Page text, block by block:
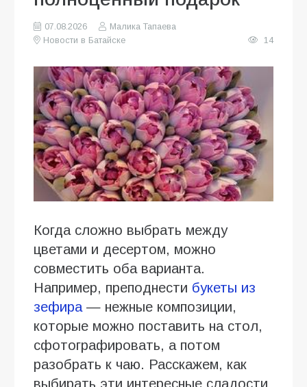
07.08.2026
Малика Тапаева
Новости в Батайске
14
Когда сложно выбрать между
цветами и десертом, можно
совместить оба варианта.
Например, преподнести букеты из
зефира— нежные композиции,
которые можно поставить на стол,
сфотографировать, а потом
разобрать к чаю. Расскажем, как
выбирать эти интересные сладости